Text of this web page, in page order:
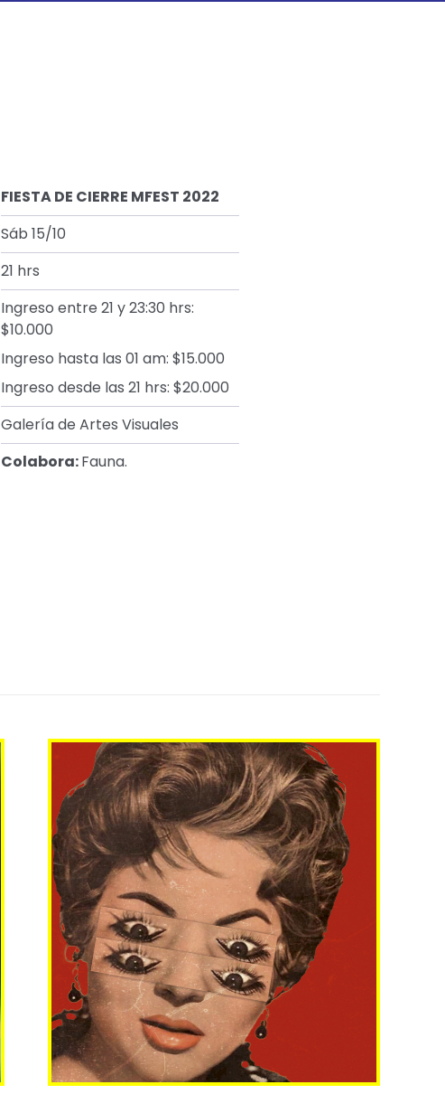
FIESTA DE CIERRE MFEST 2022
Sáb 15/10
21 hrs
Ingreso entre 21 y 23:30 hrs:
$10.000
Ingreso hasta las 01 am: $15.000
Ingreso desde las 21 hrs: $20.000
Galería de Artes Visuales
Colabora:Fauna.